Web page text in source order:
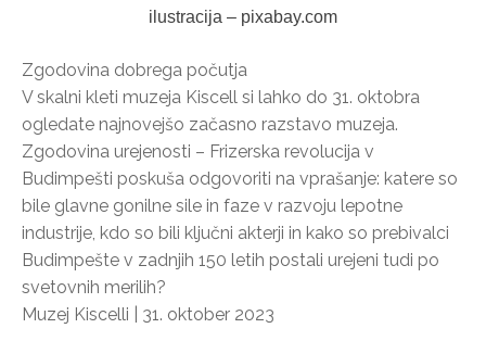
ilustracija – pixabay.com
Zgodovina dobrega počutja
V skalni kleti muzeja Kiscell si lahko do 31. oktobra
ogledate najnovejšo začasno razstavo muzeja.
Zgodovina urejenosti – Frizerska revolucija v
Budimpešti poskuša odgovoriti na vprašanje: katere so
bile glavne gonilne sile in faze v razvoju lepotne
industrije, kdo so bili ključni akterji in kako so prebivalci
Budimpešte v zadnjih 150 letih postali urejeni tudi po
svetovnih merilih?
Muzej Kiscelli | 31. oktober 2023